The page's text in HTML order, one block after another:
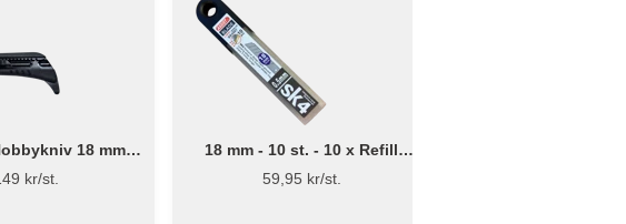
18 mm
och mattkrok.
kr/st.
18 mm - 10 st. - 10 x Refill
brytblad – Assist
59,95 kr/st.